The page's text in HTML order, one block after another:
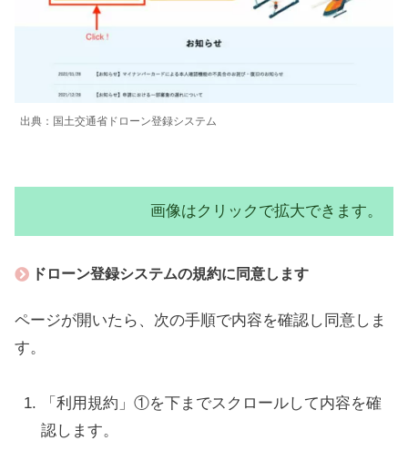
出典：国土交通省ドローン登録システム
画像はクリックで拡大できます。
ドローン登録システムの規約に同意します
ページが開いたら、次の手順で内容を確認し同意しま
す。
「利用規約」①を下までスクロールして内容を確
認します。